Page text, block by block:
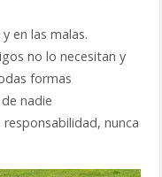
en las malas.
no lo necesitan y
formas
nadie
nunca